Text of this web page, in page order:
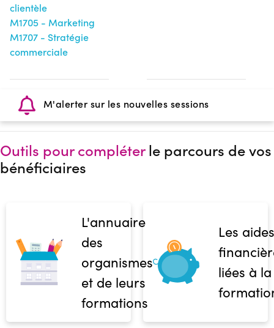
clientèle
M1705 - Marketing
M1707 - Stratégie
commerciale
M'alerter sur les nouvelles sessions
Outils pour compléterle parcours de vos
bénéficiaires
L'annuaire
des
organismes
et de leurs
formations
Les aides
liées à la